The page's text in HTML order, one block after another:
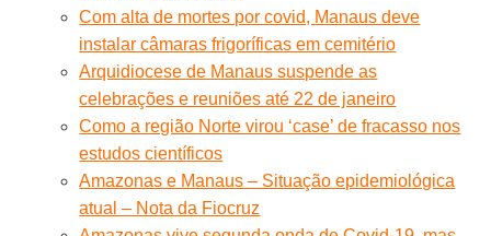
Com alta de mortes por covid, Manaus deve
instalar câmaras frigoríficas em cemitério
Arquidiocese de Manaus suspende as
celebrações e reuniões até 22 de janeiro
Como a região Norte virou ‘case’ de fracasso nos
estudos científicos
Amazonas e Manaus – Situação epidemiológica
atual – Nota da Fiocruz